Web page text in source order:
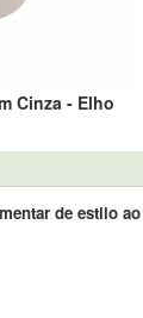
Cinza - Elho
de estilo